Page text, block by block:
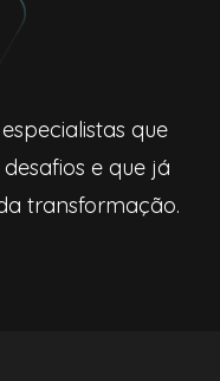
que
e que já
transformação.